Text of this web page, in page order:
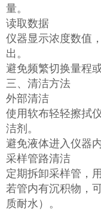
量。
读取数据
仪器显示浓度数值
出。
避免频繁切换量程
三、清洁方法
外部清洁
使用软布轻轻擦拭
洁剂。
避免液体进入仪器
采样管路清洁
定期拆卸采样管，
若管内有沉积物，
质耐水）。